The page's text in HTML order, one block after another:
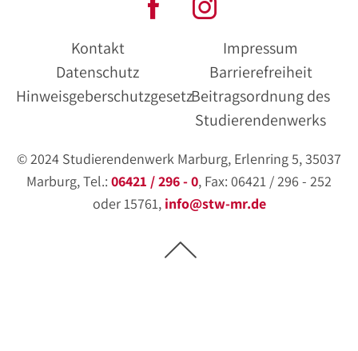
Kontakt
Impressum
Datenschutz
Barrierefreiheit
HinweisgeberschutzgesetzBeitragsordnung des
Studierendenwerks
© 2024 Studierendenwerk Marburg, Erlenring 5, 35037
Marburg, Tel.: 06421 / 296 - 0, Fax: 06421 / 296 - 252
oder 15761, info@stw-mr.de